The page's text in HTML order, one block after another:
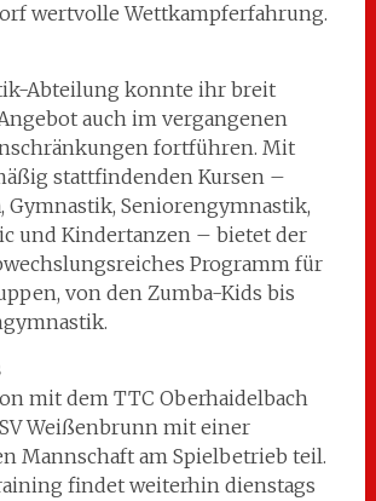
wertvolle Wettkampferfahrung.
Abteilung konnte ihr breit
auch im vergangenen
fortführen. Mit
stattfindenden Kursen –
Gymnastik, Seniorengymnastik,
und Kindertanzen – bietet der
Programm für
von den Zumba-Kids bis
mit dem TTC Oberhaidelbach
Weißenbrunn mit einer
Mannschaft am Spielbetrieb teil.
findet weiterhin dienstags